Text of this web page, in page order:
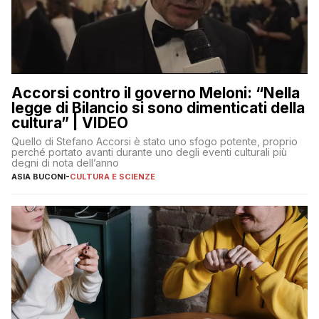
Accorsi contro il governo Meloni: “Nella
legge di Bilancio si sono dimenticati della
cultura” | VIDEO
Quello di Stefano Accorsi è stato uno sfogo potente, proprio
perché portato avanti durante uno degli eventi culturali più
degni di nota dell’anno
ASIA BUCONI-CULTURA E SCIENZE